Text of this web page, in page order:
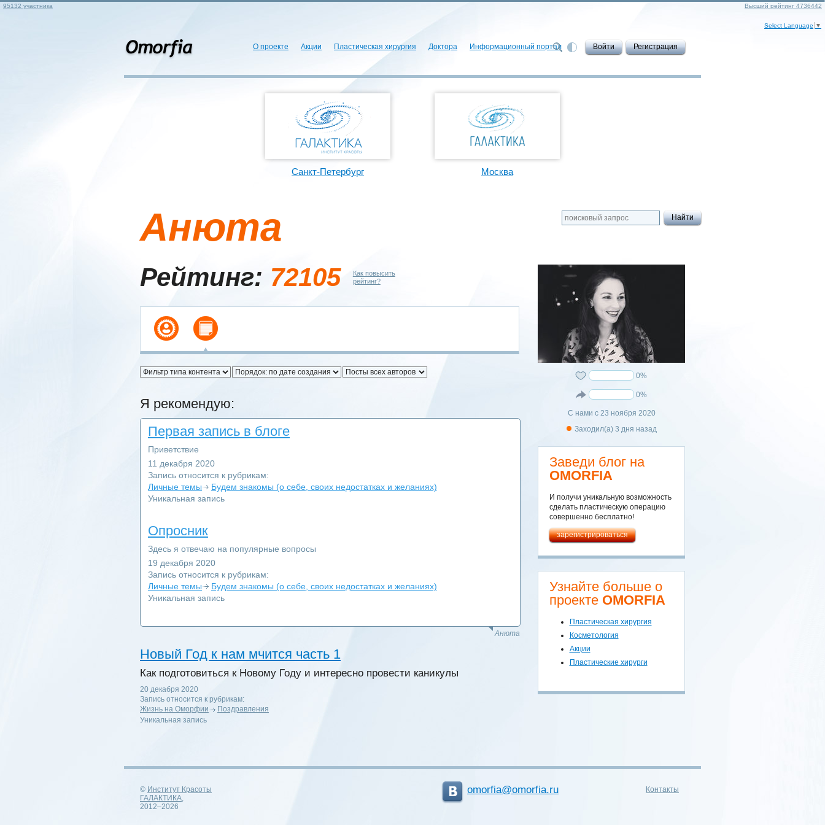
95132 участника Высший рейтинг 4736442
Select Language ▼
О проекте Акции Пластическая хирургия Доктора Информационный портал Войти Регистрация
Санкт-Петербург Москва
Анюта
Рейтинг: 72105
Как повысить
рейтинг?
Я рекомендую:
Первая запись в блоге
Приветствие
11 декабря 2020
Запись относится к рубрикам:
Личные темы
Будем знакомы (о себе, своих недостатках и желаниях)
Уникальная запись
Опросник
Здесь я отвечаю на популярные вопросы
19 декабря 2020
Запись относится к рубрикам:
Личные темы
Будем знакомы (о себе, своих недостатках и желаниях)
Уникальная запись
Анюта
Новый Год к нам мчится часть 1
Как подготовиться к Новому Году и интересно провести каникулы
20 декабря 2020
Запись относится к рубрикам:
Жизнь на Оморфии
Поздравления
Уникальная запись
0%
0%
С нами с 23 ноября 2020
Заходил(а) 3 дня назад
Заведи блог на
OMORFIA
И получи уникальную возможность
сделать пластическую операцию
совершенно бесплатно!
зарегистрироваться
Узнайте больше о
проекте OMORFIA
Пластическая хирургия
Косметология
Акции
Пластические хирурги
© Институт Красоты
ГАЛАКТИКА
2012–2026
omorfia@omorfia.ru Контакты